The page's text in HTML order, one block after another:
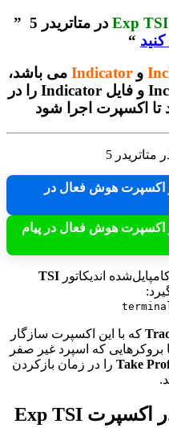
در متاتریدر 5 ”
کنید “
وIndicator می باشد،
فایل Include را در پوشه Include و فایل Indicator را در
و اکسپرت هوش فعال در
و اکسپرت هوش فعال در پیام
اندیکاتور TSI
که با این اکسپرت سازگار
بروکرهایی که اسپرد غیر صفر
Take را در زمان بازکردن
سیگنال خرید و فروش در اکسپرت Exp TSI